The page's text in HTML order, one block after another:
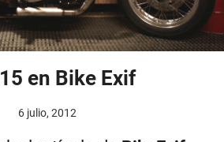
en Bike Exif
6 julio, 2012